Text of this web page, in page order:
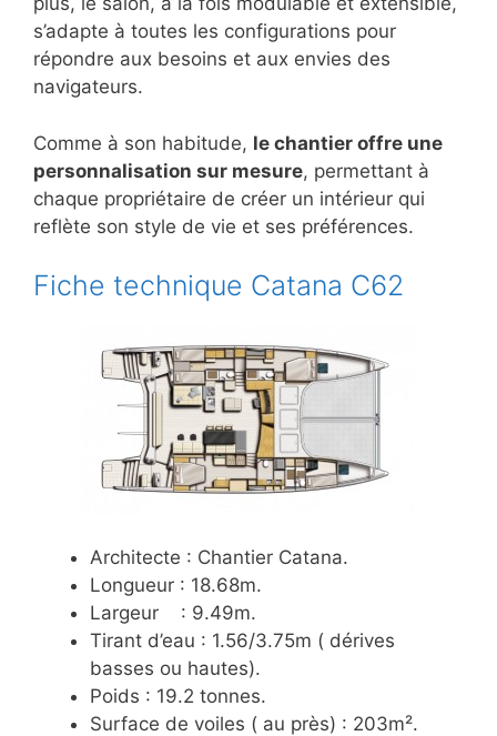
s’adapte à toutes les configurations pour
répondre aux besoins et aux envies des
navigateurs.
Comme à son habitude, le chantier offre une
personnalisation sur mesure, permettant à
chaque propriétaire de créer un intérieur qui
reflète son style de vie et ses préférences.
Fiche technique Catana C62
Architecte : Chantier Catana.
Longueur : 18.68m.
Largeur : 9.49m.
Tirant d’eau : 1.56/3.75m ( dérives
basses ou hautes).
Poids : 19.2 tonnes.
Surface de voiles ( au près) : 203m².